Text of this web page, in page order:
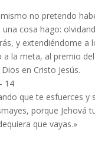
no pretendo
una cosa hago:
y extendiéndome a
a la meta, al premio
en Cristo Jesús.
14
que te esfuerces y
porque Jehová
que vayas.»